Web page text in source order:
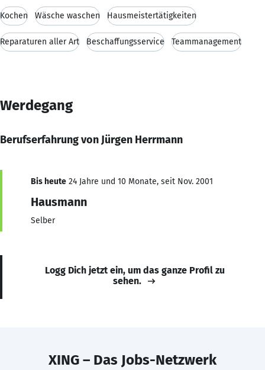
Kochen Wäsche waschen Hausmeistertätigkeiten
Reparaturen aller Art Beschaffungsservice Teammanagement
Werdegang
Berufserfahrung von Jürgen Herrmann
Bis heute 24 Jahre und 10 Monate, seit Nov. 2001
Hausmann
Selber
Logg Dich jetzt ein, um das ganze Profil zu
sehen.
XING – Das Jobs-Netzwerk